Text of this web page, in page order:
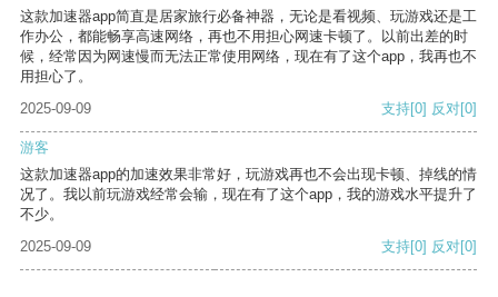
这款加速器app简直是居家旅行必备神器，无论是看视频、玩游戏还是工
作办公，都能畅享高速网络，再也不用担心网速卡顿了。以前出差的时
候，经常因为网速慢而无法正常使用网络，现在有了这个app，我再也不
用担心了。
2025-09-09
支持[0] 反对[0]
游客
这款加速器app的加速效果非常好，玩游戏再也不会出现卡顿、掉线的情
况了。我以前玩游戏经常会输，现在有了这个app，我的游戏水平提升了
不少。
2025-09-09
支持[0] 反对[0]